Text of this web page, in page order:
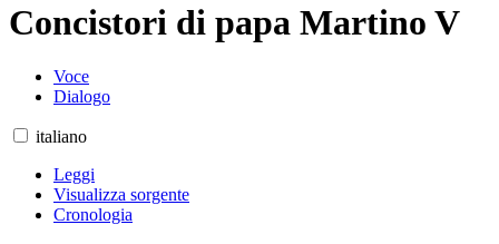
Concistori di papa Martino V
Voce
Dialogo
italiano
Leggi
Visualizza sorgente
Cronologia